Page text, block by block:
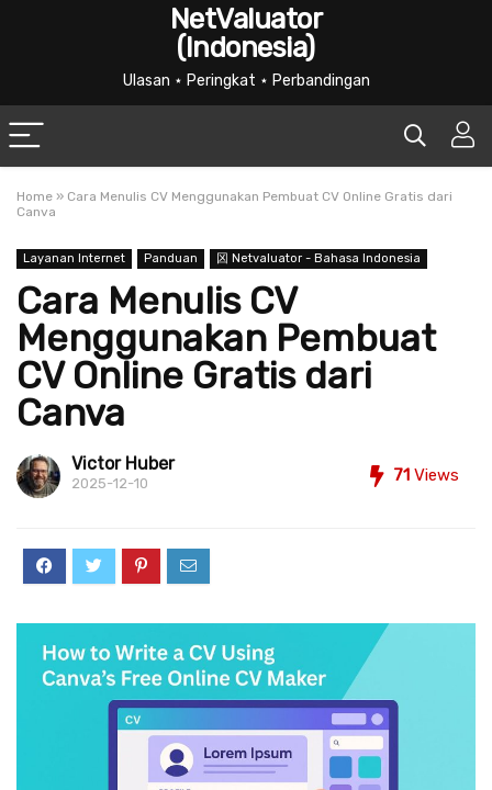
NetValuator
(Indonesia)
Ulasan ⋆ Peringkat ⋆ Perbandingan
Home » Cara Menulis CV Menggunakan Pembuat CV Online Gratis dari
Canva
Layanan Internet Panduan 龱 Netvaluator - Bahasa Indonesia
Cara Menulis CV
Menggunakan Pembuat
CV Online Gratis dari
Canva
Victor Huber
2025-12-10 71 Views